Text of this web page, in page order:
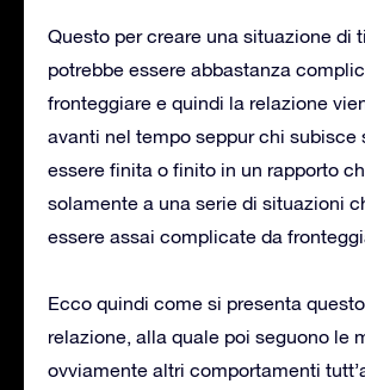
Questo per creare una situazione di
potrebbe essere abbastanza
fronteggiare e quindi la relazione
avanti nel tempo seppur chi subisce
essere finita o finito in un rapporto
solamente a una serie di situazioni
essere assai complicate da
Ecco quindi come si presenta
relazione, alla quale poi seguono le
ovviamente altri comportamenti